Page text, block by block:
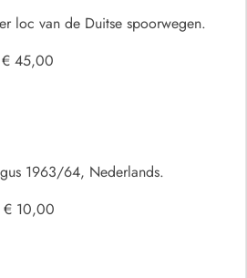
loc van de Duitse spoorwegen.
€ 45,00
1963/64, Nederlands.
€ 10,00